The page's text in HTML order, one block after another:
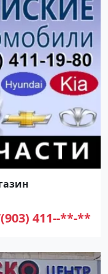
411--**-**